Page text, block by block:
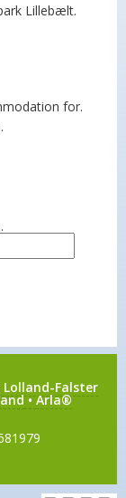
Lillebælt.
for.
Falster
•Arla®